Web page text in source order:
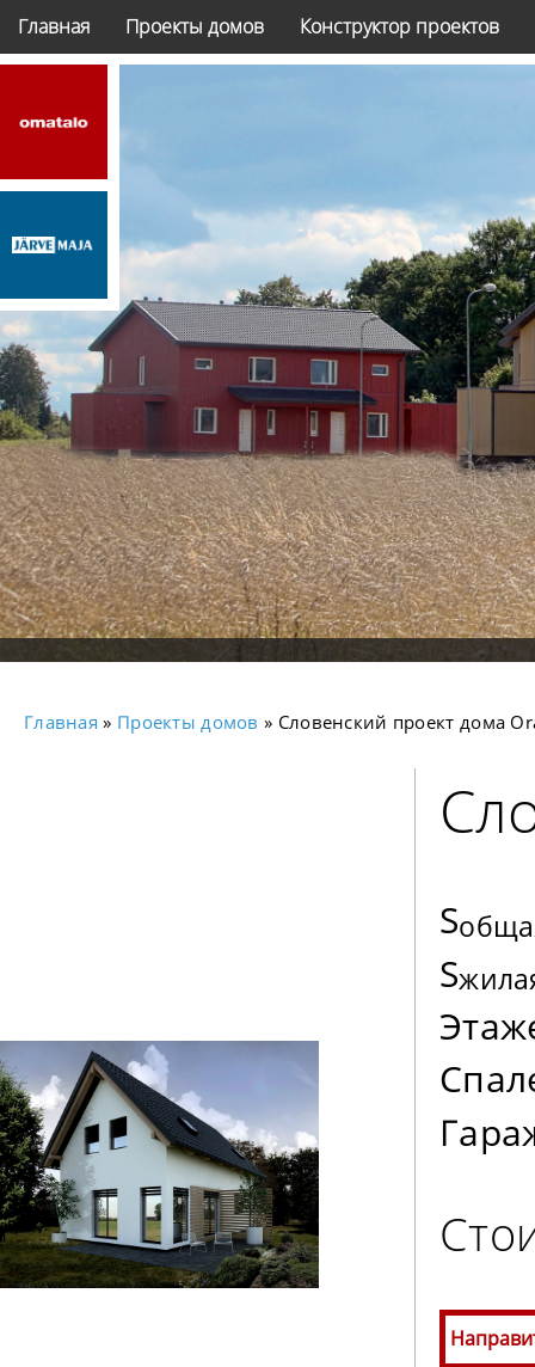
Главная Проекты домов Конструктор проектов
Главная » Проекты домов » Словенский проект дома
S
S